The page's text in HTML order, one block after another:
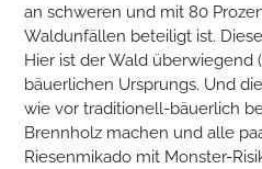
an schweren und mit 80
Waldunfällen beteiligt ist.
Hier ist der Wald überwiegend
bäuerlichen Ursprungs. Und
wie vor traditionell-bäuerlich
Brennholz machen und alle
Riesenmikado mit Monster-